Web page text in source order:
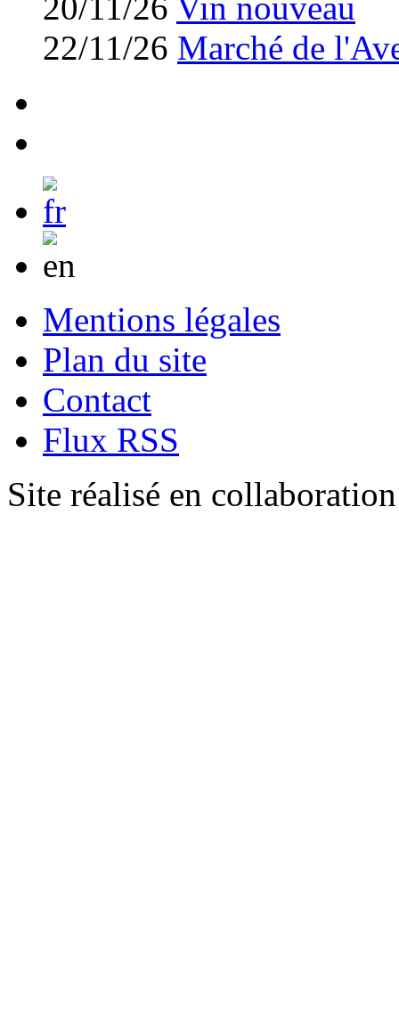
20/11/26 Vin nouveau
22/11/26 Marché de
Mentions légales
Plan du site
Contact
Flux RSS
Site réalisé en